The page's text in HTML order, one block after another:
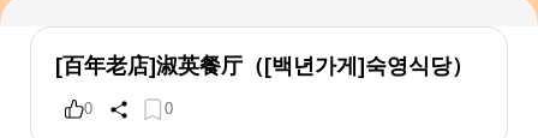
[百年老店]淑英餐厅（[백년가게]숙영식당）
0 0